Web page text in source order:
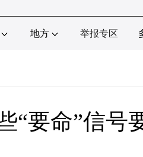
地方 举报专区
“要命”信号